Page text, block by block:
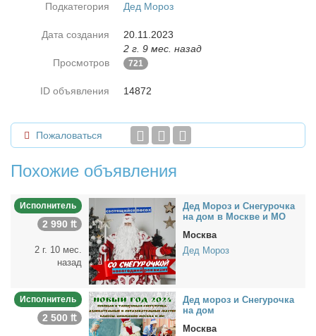
Подкатегория
Дед Мороз
Дата создания
20.11.2023
2 г. 9 мес. назад
Просмотров
721
ID объявления 14872
Пожаловаться
Похожие объявления
Исполнитель
2 990 ₶
2 г. 10 мес.
назад
Дед Мо­роз и Сне­гу­роч­ка
на дом в Москве и МО
Москва
Дед Мороз
Исполнитель
2 500 ₶
Дед мо­роз и Сне­гу­роч­ка
на дом
Москва